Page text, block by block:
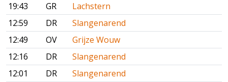
19:43
GR
Lachstern
12:59
DR
Slangenarend
12:49
OV
Grijze Wouw
12:16
DR
Slangenarend
12:01
DR
Slangenarend